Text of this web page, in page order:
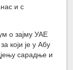
и с
о зајму УАЕ
који је у Абу
сарадње и